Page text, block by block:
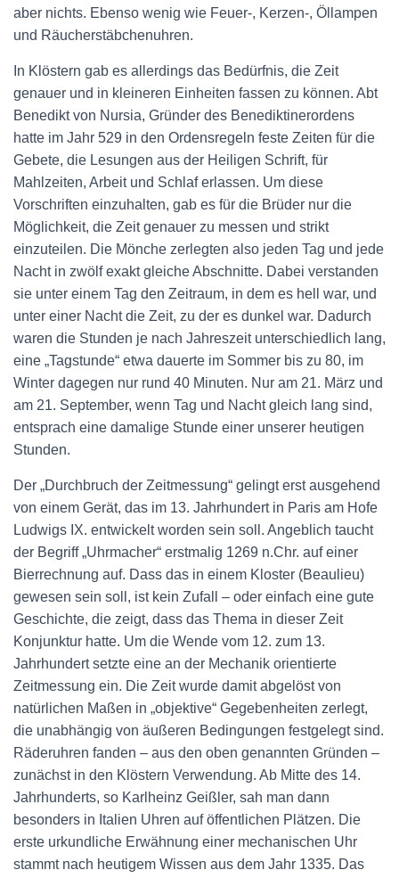
aber nichts. Ebenso wenig wie Feuer-, Kerzen-, Öllampen
und Räucherstäbchenuhren.
In Klöstern gab es allerdings das Bedürfnis, die Zeit
genauer und in kleineren Einheiten fassen zu können. Abt
Benedikt von Nursia, Gründer des Benediktinerordens
hatte im Jahr 529 in den Ordensregeln feste Zeiten für die
Gebete, die Lesungen aus der Heiligen Schrift, für
Mahlzeiten, Arbeit und Schlaf erlassen. Um diese
Vorschriften einzuhalten, gab es für die Brüder nur die
Möglichkeit, die Zeit genauer zu messen und strikt
einzuteilen. Die Mönche zerlegten also jeden Tag und jede
Nacht in zwölf exakt gleiche Abschnitte. Dabei verstanden
sie unter einem Tag den Zeitraum, in dem es hell war, und
unter einer Nacht die Zeit, zu der es dunkel war. Dadurch
waren die Stunden je nach Jahreszeit unterschiedlich lang,
eine „Tagstunde“ etwa dauerte im Sommer bis zu 80, im
Winter dagegen nur rund 40 Minuten. Nur am 21. März und
am 21. September, wenn Tag und Nacht gleich lang sind,
entsprach eine damalige Stunde einer unserer heutigen
Stunden.
Der „Durchbruch der Zeitmessung“ gelingt erst ausgehend
von einem Gerät, das im 13. Jahrhundert in Paris am Hofe
Ludwigs IX. entwickelt worden sein soll. Angeblich taucht
der Begriff „Uhrmacher“ erstmalig 1269 n.Chr. auf einer
Bierrechnung auf. Dass das in einem Kloster (Beaulieu)
gewesen sein soll, ist kein Zufall – oder einfach eine gute
Geschichte, die zeigt, dass das Thema in dieser Zeit
Konjunktur hatte. Um die Wende vom 12. zum 13.
Jahrhundert setzte eine an der Mechanik orientierte
Zeitmessung ein. Die Zeit wurde damit abgelöst von
natürlichen Maßen in „objektive“ Gegebenheiten zerlegt,
die unabhängig von äußeren Bedingungen festgelegt sind.
Räderuhren fanden – aus den oben genannten Gründen –
zunächst in den Klöstern Verwendung. Ab Mitte des 14.
Jahrhunderts, so Karlheinz Geißler, sah man dann
besonders in Italien Uhren auf öffentlichen Plätzen. Die
erste urkundliche Erwähnung einer mechanischen Uhr
stammt nach heutigem Wissen aus dem Jahr 1335. Das